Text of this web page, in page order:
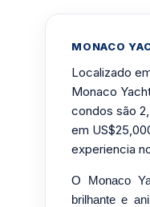
MONACO
Localizado
Monaco
condos são
em
experiencia
O Monaco
brilhante e